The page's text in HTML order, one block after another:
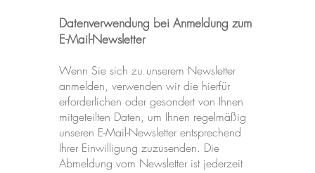
Datenverwendung bei Anmeldung zum
E-Mail-Newsletter
Wenn Sie sich zu unserem Newsletter
anmelden, verwenden wir die hierfür
erforderlichen oder gesondert von Ihnen
mitgeteilten Daten, um Ihnen regelmäßig
unseren E-Mail-Newsletter entsprechend
Ihrer Einwilligung zuzusenden. Die
Abmeldung vom Newsletter ist jederzeit